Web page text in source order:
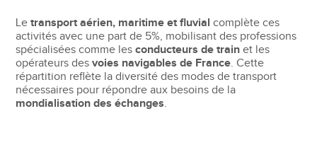
Letransport aérien, maritime et fluvial complète ces
activités avec une part de 5%, mobilisant des professions
spécialisées comme lesconducteurs de train et les
opérateurs desvoies navigables de France. Cette
répartition reflète la diversité des modes de transport
nécessaires pour répondre aux besoins de la
mondialisation des échanges.